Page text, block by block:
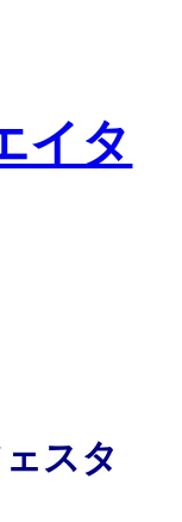
イタ
スタ